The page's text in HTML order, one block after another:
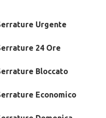
Urgente
24 Ore
Bloccato
Economico